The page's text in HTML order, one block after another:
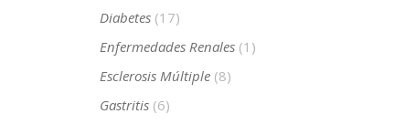
Diabetes(17)
Enfermedades Renales(1)
Esclerosis Múltiple(8)
Gastritis(6)